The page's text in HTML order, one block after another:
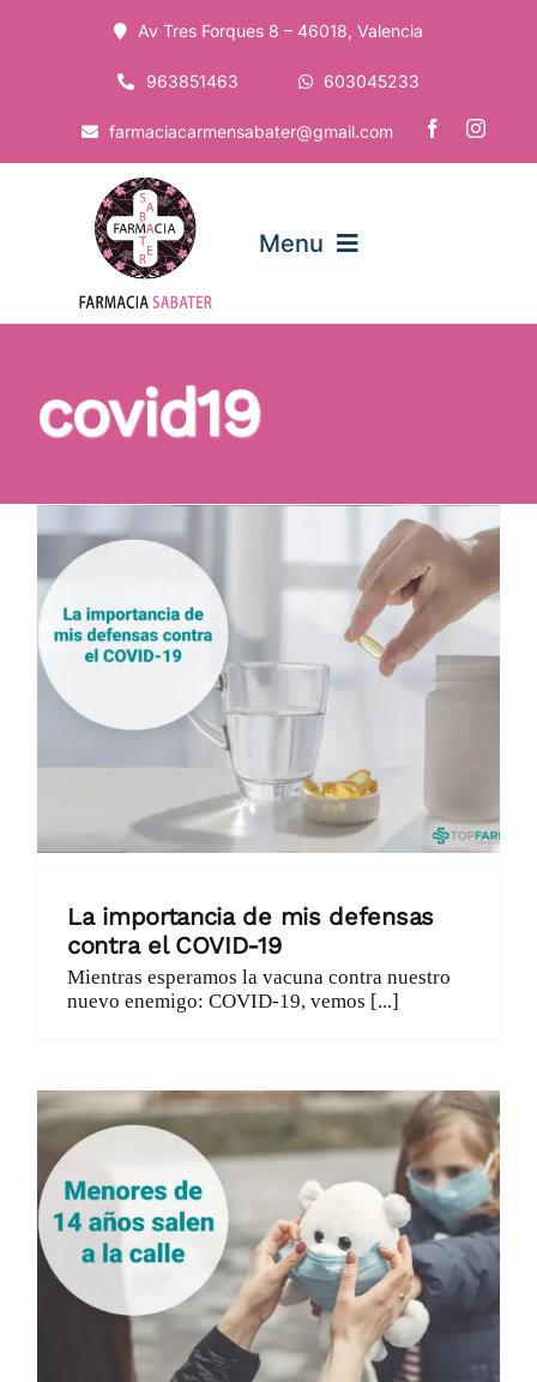
Av Tres Forques 8 – 46018, Valencia
963851463 603045233
farmaciacarmensabater@gmail.com
Menu
La Farmacia
Servicios
Catálogo
Promociones
Encargo Exprés
Contacto
covid19
La importancia de mis defensas
contra el COVID-19
Mientras esperamos la vacuna contra nuestro
nuevo enemigo: COVID-19, vemos [...]